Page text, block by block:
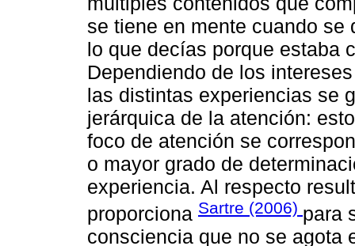
se tiene en mente cuando se
lo que decías porque estaba
Dependiendo de los
las distintas experiencias se
jerárquica de la atención:
foco de atención se
o mayor grado de
experiencia. Al respecto
proporciona Sartre (2006) para
consciencia que no se agota